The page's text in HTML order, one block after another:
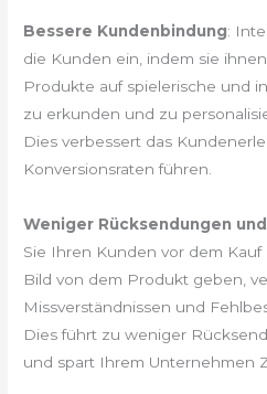
Bessere Kundenbindung:
die Kunden ein, indem sie
Produkte auf spielerische und
zu erkunden und zu
Dies verbessert das
Konversionsraten führen.
Weniger Rücksendungen
Sie Ihren Kunden vor dem
Bild von dem Produkt geben,
Missverständnissen und
Dies führt zu weniger
und spart Ihrem Unternehmen